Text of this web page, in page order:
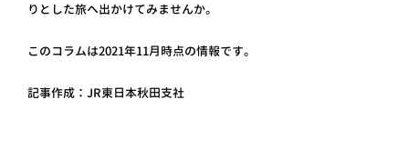
りとした旅へ出かけてみませんか。
このコラムは2021年11月時点の情報です。
記事作成：JR東日本秋田支社